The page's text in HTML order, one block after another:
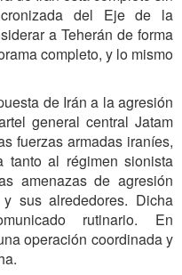
del Eje de la
a Teherán de forma
completo, y lo mismo
de Irán a la agresión
general central Jatam
fuerzas armadas iraníes,
tanto al régimen sionista
amenazas de agresión
sus alrededores. Dicha
rutinario. En
operación coordinada y